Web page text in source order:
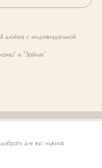
дюйма с индивидуальной
и "Зайчик"
для вас нужное